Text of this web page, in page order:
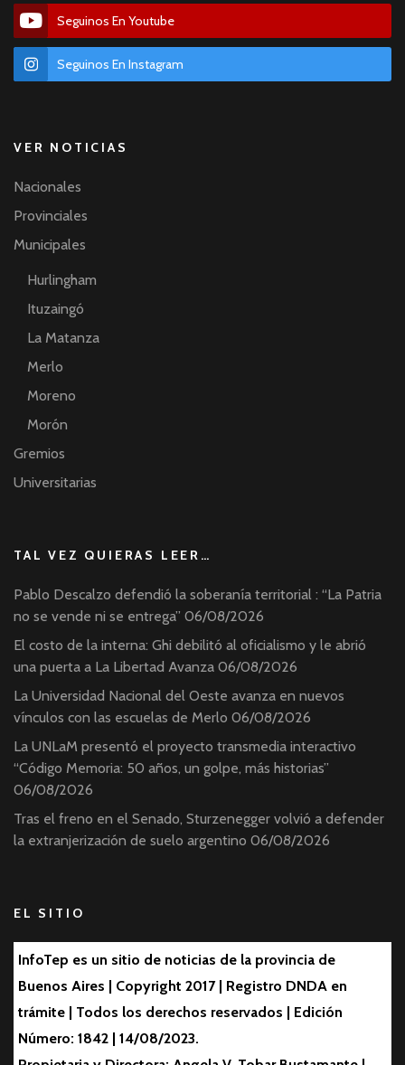
Seguinos En Youtube
Seguinos En Instagram
VER NOTICIAS
Nacionales
Provinciales
Municipales
Hurlingham
Ituzaingó
La Matanza
Merlo
Moreno
Morón
Gremios
Universitarias
TAL VEZ QUIERAS LEER…
Pablo Descalzo defendió la soberanía territorial : “La Patria
no se vende ni se entrega” 06/08/2026
El costo de la interna: Ghi debilitó al oficialismo y le abrió
una puerta a La Libertad Avanza 06/08/2026
La Universidad Nacional del Oeste avanza en nuevos
vínculos con las escuelas de Merlo 06/08/2026
La UNLaM presentó el proyecto transmedia interactivo
“Código Memoria: 50 años, un golpe, más historias”
06/08/2026
Tras el freno en el Senado, Sturzenegger volvió a defender
la extranjerización de suelo argentino 06/08/2026
EL SITIO
InfoTep es un sitio de noticias de la provincia de
Buenos Aires | Copyright 2017 | Registro DNDA en
trámite | Todos los derechos reservados | Edición
Número: 1842 | 14/08/2023.